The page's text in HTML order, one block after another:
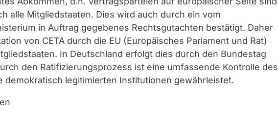
alle Mitgliedstaaten. Dies wird auch durch ein vom
in Auftrag gegebenes Rechtsgutachten bestätigt. Daher
von CETA durch die EU (Europäisches Parlament und Rat)
In Deutschland erfolgt dies durch den Bundestag
den Ratifizierungsprozess ist eine umfassende Kontrolle des
demokratisch legitimierten Institutionen gewährleistet.